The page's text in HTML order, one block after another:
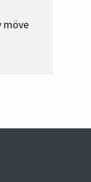
möve